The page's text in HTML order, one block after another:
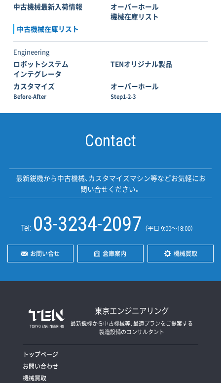
中古機械最新入荷情報
オーバーホール
機械在庫リスト
中古機械在庫リスト
Engineering
ロボットシステム
インテグレータ
TENオリジナル製品
カスタマイズ
Before-After
オーバーホール
Step1-2-3
Contact
最新鋭機から中古機械、カスタマイズマシン等などお気軽にお
問い合せください。
Tel: 03-3234-2097 （平日 9:00〜18:00）
お問い合せ 倉庫案内 機械買取
東京エンジニアリング
最新鋭機から中古機械等、最適プランをご提案する
製造設備のコンサルタント
トップページ
お問い合わせ
機械買取